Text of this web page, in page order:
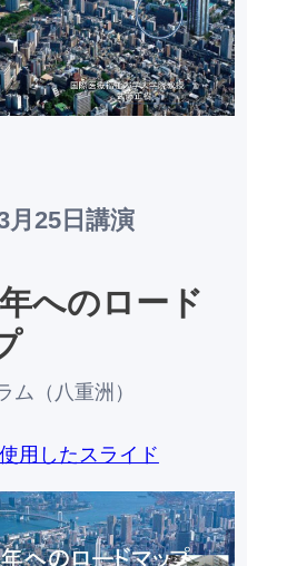
月25日講演
へのロード
ム（八重洲）
用したスライド